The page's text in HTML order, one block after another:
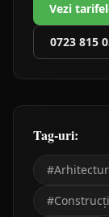
Vezi
0723 815
Tag-uri:
#
#